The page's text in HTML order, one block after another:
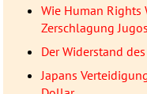
Wie Human Rights
Zerschlagung
Der Widerstand
Japans